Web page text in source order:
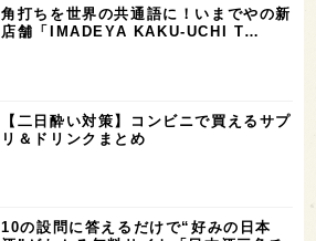
角打ちを世界の共通語に！いまでやの新
店舗「IMADEYA KAKU-UCHI T…
【二日酔い対策】コンビニで買えるサプ
リ＆ドリンクまとめ
10の設問に答えるだけで“好みの日本